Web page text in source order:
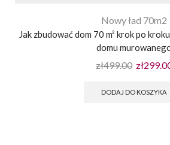
Nowy ład 70m2
Jak zbudować dom 70 m² krok po
domu
zł499.00 zł
DODAJ DO KOSZYKA